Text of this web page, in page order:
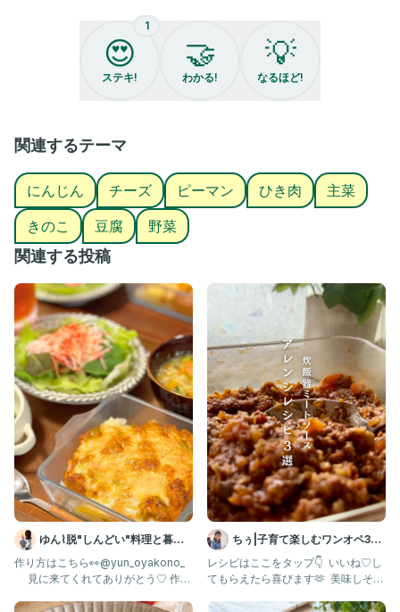
かさまし母ちゃんこと、よっしぃです！
愛情と栄養のかさまし料理で
家族みんな満腹えがお！
レシピ動画のアフレコが好評！
他のレシピも見にきてね❤️
＃ラザニア#餃子の皮#増し活
#かさまし#親子ごはんの悩みサポート
1
😍
ステキ!
🤝
わかる!
💡
なるほど!
関連するテーマ
にんじん チーズ ピーマン ひき肉
主菜
きのこ
豆腐 野菜
関連する投稿
ゆん⌇脱"しんどい"料理と暮ら
し
作り方はこちら👀@yun_oyakono_
見に来てくれてありがとう♡ 作っ
ちぅ|子育て楽しむワンオペ3児
ママ
レシピはここをタップ👇 ⁡ いいね♡し
てもらえたら喜びます🫶 ⁡ 美味しそう